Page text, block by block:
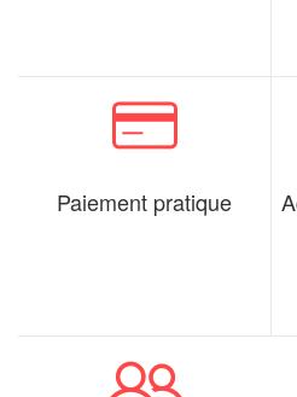
Paiement pratique